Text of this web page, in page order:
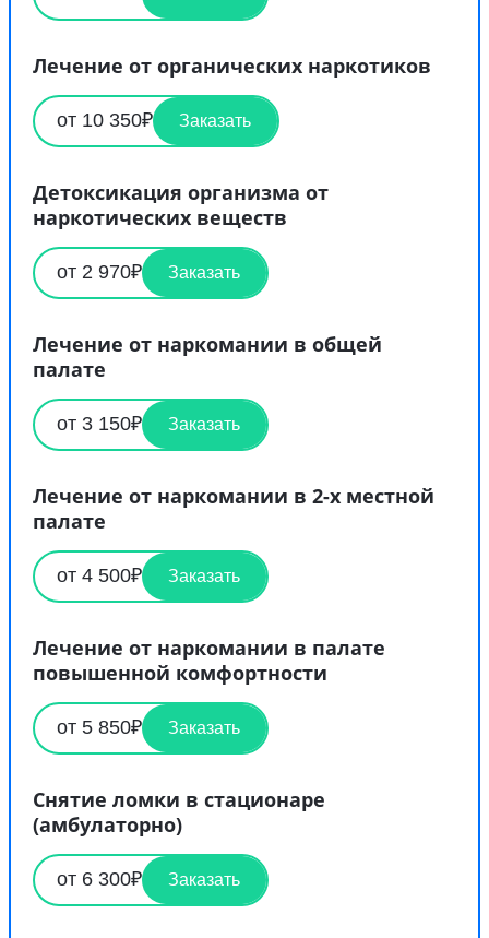
Лечение от органических наркотиков
от 10 350₽ Заказать
Детоксикация организма от
наркотических веществ
от 2 970₽ Заказать
Лечение от наркомании в общей
палате
от 3 150₽ Заказать
Лечение от наркомании в 2-х местной
палате
от 4 500₽ Заказать
Лечение от наркомании в палате
повышенной комфортности
от 5 850₽ Заказать
Снятие ломки в стационаре
(амбулаторно)
от 6 300₽ Заказать